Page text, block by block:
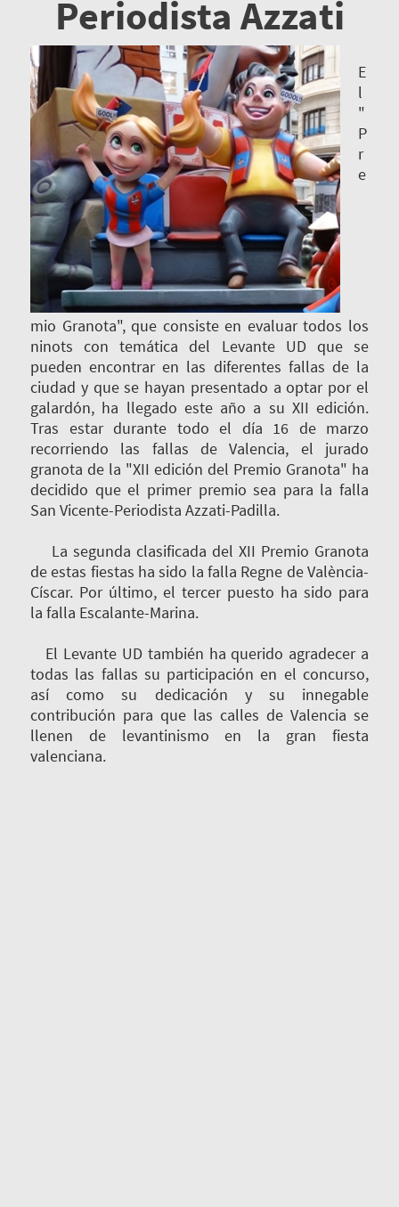
Periodista Azzati
E
l
"
P
r
e
mio Granota", que consiste en evaluar todos los
ninots con temática del Levante UD que se
pueden encontrar en las diferentes fallas de la
ciudad y que se hayan presentado a optar por el
galardón, ha llegado este año a su XII edición.
Tras estar durante todo el día 16 de marzo
recorriendo las fallas de Valencia, el jurado
granota de la "XII edición del Premio Granota" ha
decidido que el primer premio sea para la falla
San Vicente-Periodista Azzati-Padilla.
La segunda clasificada del XII Premio Granota
de estas fiestas ha sido la falla Regne de València-
Císcar. Por último, el tercer puesto ha sido para
la falla Escalante-Marina.
El Levante UD también ha querido agradecer a
todas las fallas su participación en el concurso,
así como su dedicación y su innegable
contribución para que las calles de Valencia se
llenen de levantinismo en la gran fiesta
valenciana.